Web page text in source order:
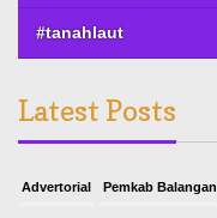
#tanahlaut
Latest Posts
Advertorial Pemkab Balangan